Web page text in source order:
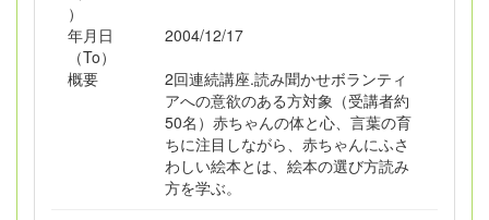
）
年月日
（To）
2004/12/17
概要
2回連続講座.読み聞かせボランティ
アへの意欲のある方対象（受講者約
50名）赤ちゃんの体と心、言葉の育
ちに注目しながら、赤ちゃんにふさ
わしい絵本とは、絵本の選び方読み
方を学ぶ。